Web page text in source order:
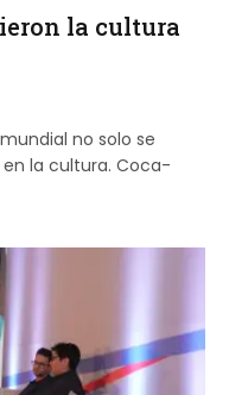
la cultura
no solo se
la cultura. Coca-